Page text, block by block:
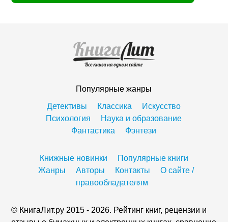
Популярные жанры
Детективы
Классика
Искусство
Психология
Наука и образование
Фантастика
Фэнтези
Книжные новинки
Популярные книги
Жанры
Авторы Контакты
О сайте /
правообладателям
© КнигаЛит.ру 2015 - 2026. Рейтинг книг, рецензии и